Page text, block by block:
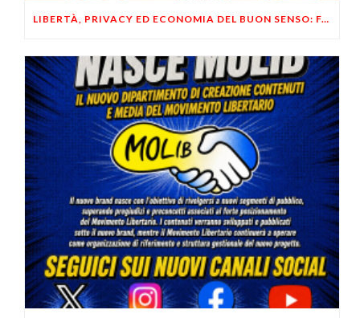
LIBERTÀ, PRIVACY ED ECONOMIA DEL BUON SENSO: FACCO E MUSUMECI A CASALECCHIO DI RENO (BO)